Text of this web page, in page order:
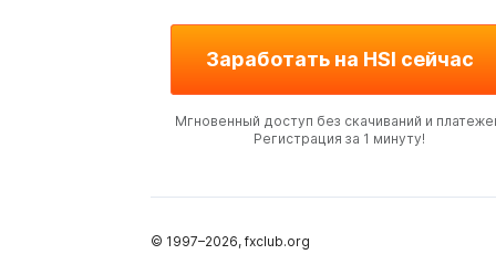
Заработать на HSI сейчас
Мгновенный доступ без скачиваний и
Регистрация за 1 минуту!
© 1997–2026, fxclub.org